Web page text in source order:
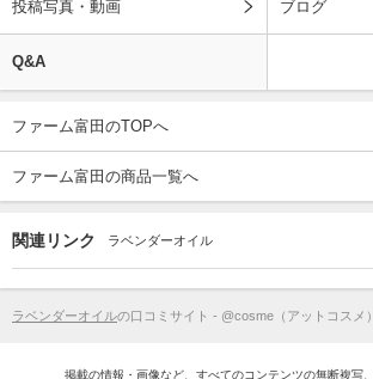
投稿写真・動画 ブログ
Q&A
ファーム富田のTOPへ
ファーム富田の商品一覧へ
関連リンク ラベンダーオイル
ラベンダーオイルの口コミサイト - @cosme（アットコスメ）
掲載の情報・画像など、すべてのコンテンツの無断複写